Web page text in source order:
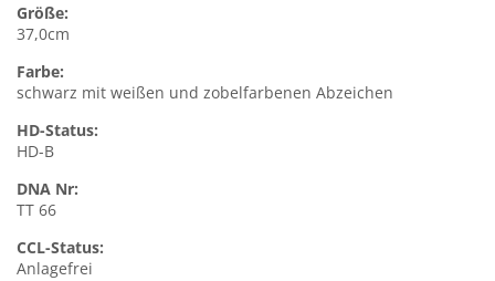
Größe:
37,0cm
Farbe:
schwarz mit weißen und zobelfarbenen Abzeichen
HD-Status:
HD-B
DNA Nr:
TT 66
CCL-Status:
Anlagefrei